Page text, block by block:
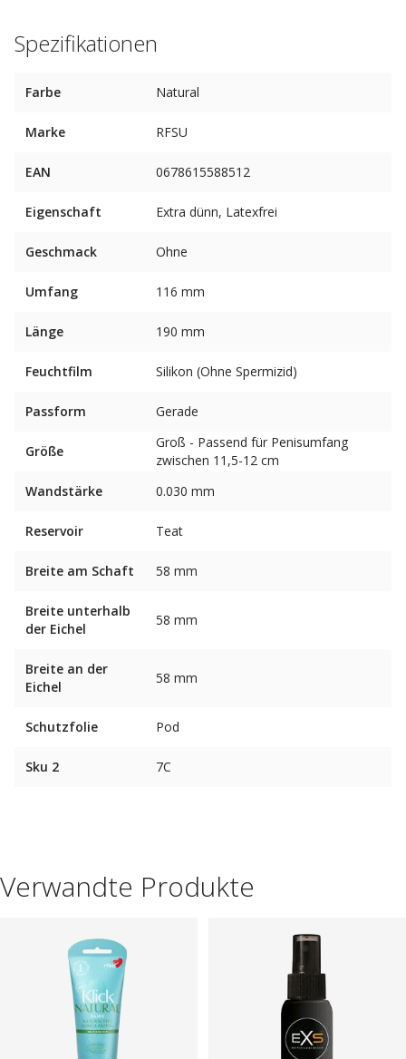
Spezifikationen
Farbe Natural
Marke RFSU
EAN 0678615588512
Eigenschaft Extra dünn, Latexfrei
Geschmack Ohne
Umfang 116 mm
Länge 190 mm
Feuchtfilm Silikon (Ohne Spermizid)
Passform Gerade
Größe
Groß - Passend für Penisumfang
zwischen 11,5-12 cm
Wandstärke
0.030 mm
Reservoir Teat
Breite am Schaft 58 mm
Breite unterhalb
der Eichel
58 mm
Breite an der
Eichel
58 mm
Schutzfolie Pod
Sku 2 7C
Verwandte Produkte